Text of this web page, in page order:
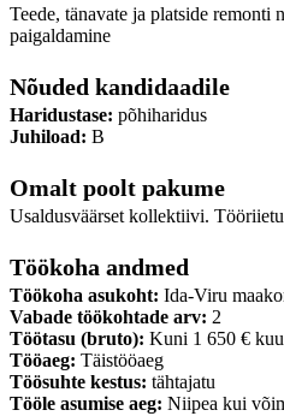
Teede, tänavate ja platside
paigaldamine
Nõuded kandidaadile
Haridustase: põhiharidus
Juhiload: B
Omalt poolt pakume
Usaldusväärset kollektiivi.
Töökoha andmed
Töökoha asukoht: Ida-Viru
Vabade töökohtade arv: 2
Töötasu (bruto): Kuni 1 650 €
Tööaeg: Täistööaeg
Töösuhte kestus: tähtajatu
Tööle asumise aeg: Niipea kui